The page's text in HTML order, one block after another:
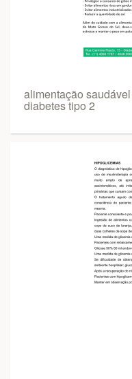
alimentação
diabetes tipo 2